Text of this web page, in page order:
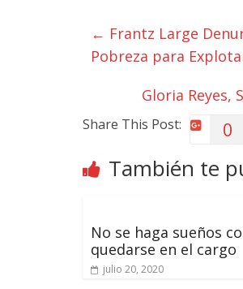
← Frantz Large
Pobreza para
Gloria Reyes,
Share This Post: 0
También te
No se haga sueños
quedarse en el cargo
julio 20, 2020